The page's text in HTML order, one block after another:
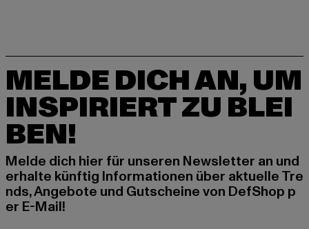
MELDE DICH AN, UM
INSPIRIERT ZU BLEI
BEN!
Melde dich hier für unseren Newsletter an und
erhalte künftig Informationen über aktuelle Tre
nds, Angebote und Gutscheine von DefShop p
er E-Mail!